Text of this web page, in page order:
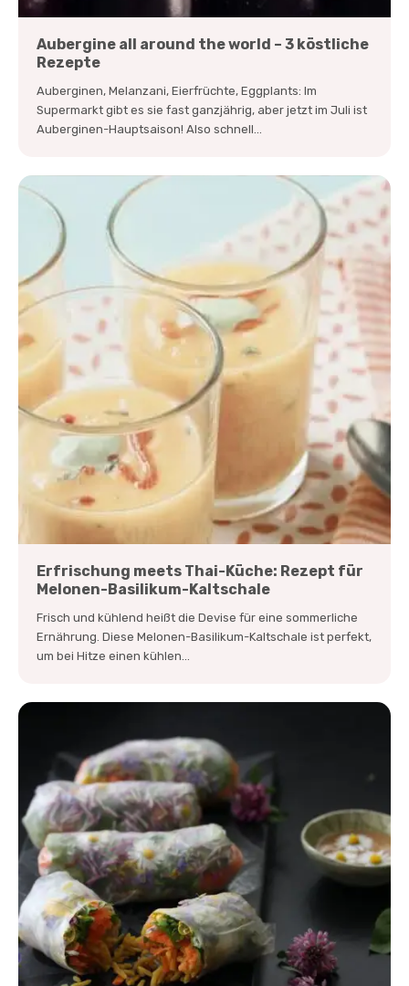
Aubergine all around the world – 3 köstliche
Rezepte
Auberginen, Melanzani, Eierfrüchte, Eggplants: Im
Supermarkt gibt es sie fast ganzjährig, aber jetzt im Juli ist
Auberginen-Hauptsaison! Also schnell...
Erfrischung meets Thai-Küche: Rezept für
Melonen-Basilikum-Kaltschale
Frisch und kühlend heißt die Devise für eine sommerliche
Ernährung. Diese Melonen-Basilikum-Kaltschale ist perfekt,
um bei Hitze einen kühlen...